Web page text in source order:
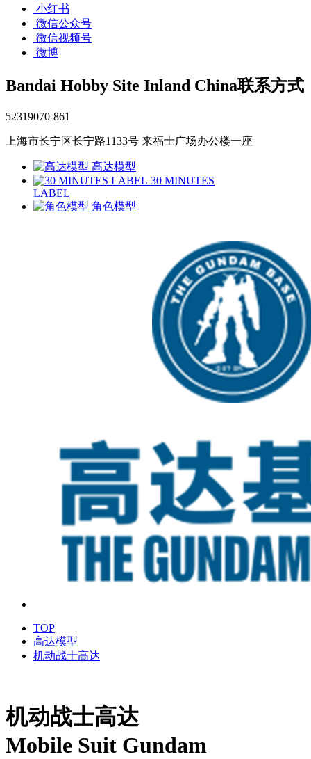
小红书
微信公众号
微信视频号
微博
Bandai Hobby Site Inland China联系方式
52319070-861
上海市长宁区长宁路1133号 来福士广场办公楼一座
高达模型
30 MINUTES
LABEL
角色模型
TOP
高达模型
机动战士高达
机动战士高达
Mobile Suit Gundam